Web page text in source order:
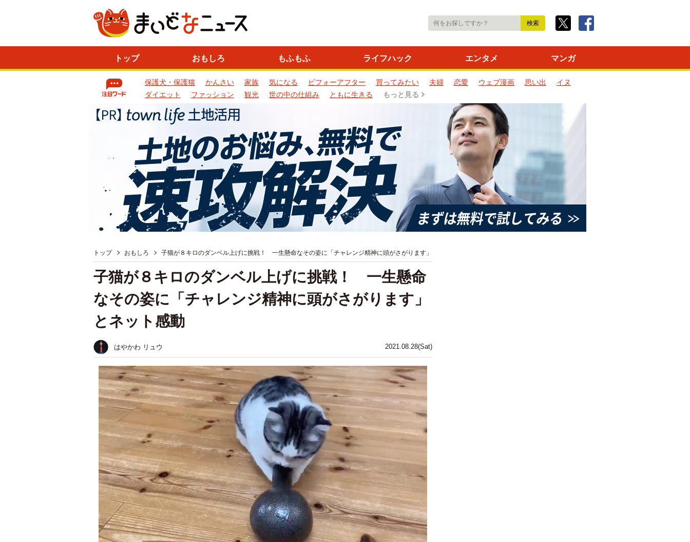
トップ おもしろ もふもふ ライフハック エンタメ マンガ
保護犬・保護猫 かんさい 家族 気になる ビフォーアフター 買ってみたい 夫婦 恋愛 ウェブ漫画 思い出
イヌ
ダイエット
ファッション 観光 世の中の仕組み ともに生きる もっと見る
トップ おもしろ 子猫が８キロのダンベル上げに挑戦！ 一生懸命なその姿に「チャレンジ精神に頭がさがります」
2021.08.28(Sat)
子猫が８キロのダンベル上げに挑戦！ 一生懸命
なその姿に「チャレンジ精神に頭がさがります」
とネット感動
はやかわ リュウ